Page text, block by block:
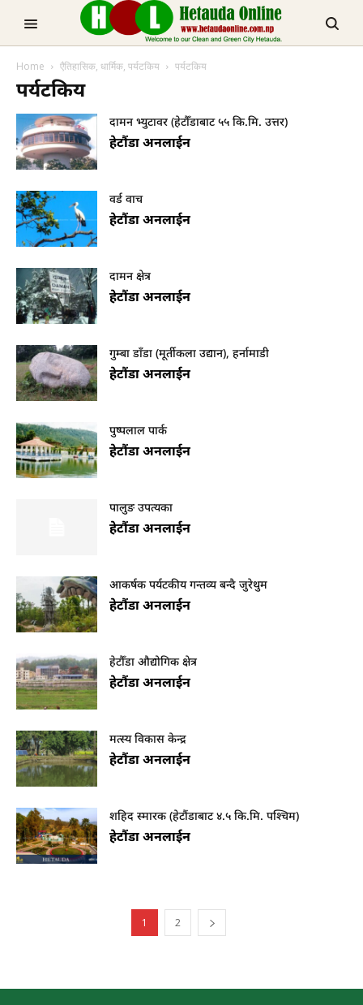
TRENDING NOW
हेटौंडा अनलाईन
हेटौंडा अनलाईन
हेटौंडा अनलाईन
हेटौंडा अनलाईन
मनहरीलाइभ
हेटौंडा अनलाईन
चुरीयामाइमा ऐतिहासिक, धार्मिक र पर्यटकिय
क्षेत्रको रुपमा विकास हुँदै
हेटौंडा अनलाईन
Home एैतिहासिक, धार्मिक, पर्यटकिय पर्यटकिय
पर्यटकिय
दामन भ्युटावर (हेटौँडाबाट ५५ कि.मि. उत्तर)
हेटौंडा अनलाईन
वर्ड वाच
हेटौंडा अनलाईन
दामन क्षेत्र
हेटौंडा अनलाईन
गुम्बा डाँडा (मूर्तीकला उद्यान), हर्नामाडी
हेटौंडा अनलाईन
पुष्पलाल पार्क
हेटौंडा अनलाईन
पालुङ उपत्यका
हेटौंडा अनलाईन
आकर्षक पर्यटकीय गन्तव्य बन्दै जुरेथुम
हेटौंडा अनलाईन
हेटौँडा औद्योगिक क्षेत्र
हेटौंडा अनलाईन
मत्स्य विकास केन्द्र
हेटौंडा अनलाईन
शहिद स्मारक (हेटौंडाबाट ४.५ कि.मि. पश्चिम)
हेटौंडा अनलाईन
1 2